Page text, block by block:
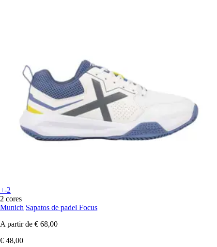
+-2
2 cores
Munich Sapatos de padel Focus
A partir de € 68,00
€ 48,00